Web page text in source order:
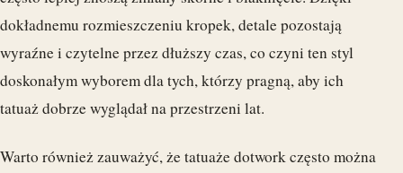
dokładnemu rozmieszczeniu kropek, detale pozostają
wyraźne i czytelne przez dłuższy czas, co czyni ten styl
doskonałym wyborem dla tych, którzy pragną, aby ich
tatuaż dobrze wyglądał na przestrzeni lat.
Warto również zauważyć, że tatuaże dotwork często można